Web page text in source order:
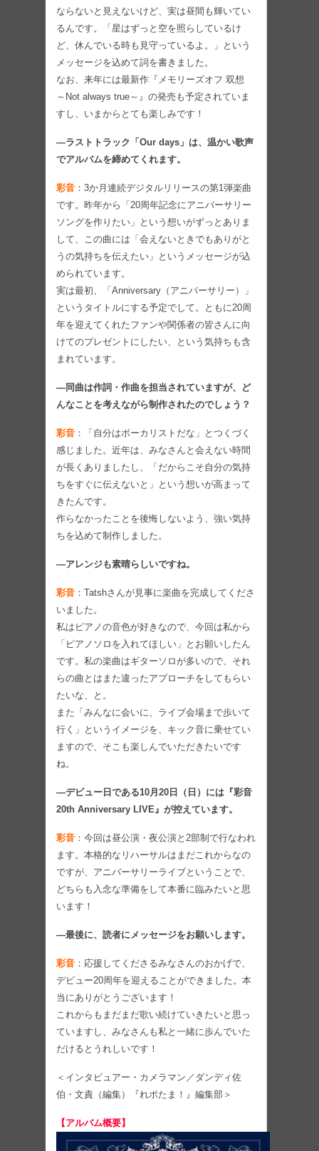
ならないと見えないけど、実は昼間も輝いてい
るんです。「星はずっと空を照らしているけ
ど、休んでいる時も見守っているよ。」という
メッセージを込めて詞を書きました。
なお、来年には最新作『メモリーズオフ 双想
～Not always true～』の発売も予定されていま
すし、いまからとても楽しみです！
―ラストトラック「Our days」は、温かい歌声
でアルバムを締めてくれます。
彩音 ：3か月連続デジタルリリースの第1弾楽曲
です。昨年から「20周年記念にアニバーサリー
ソングを作りたい」という想いがずっとありま
して、この曲には「会えないときでもありがと
うの気持ちを伝えたい」というメッセージが込
められています。
実は最初、「Anniversary（アニバーサリー）」
というタイトルにする予定でして。ともに20周
年を迎えてくれたファンや関係者の皆さんに向
けてのプレゼントにしたい、という気持ちも含
まれています。
―同曲は作詞・作曲を担当されていますが、ど
んなことを考えながら制作されたのでしょう？
彩音 ：「自分はボーカリストだな」とつくづく
感じました。近年は、みなさんと会えない時間
が長くありましたし、「だからこそ自分の気持
ちをすぐに伝えないと」という想いが高まって
きたんです。
作らなかったことを後悔しないよう、強い気持
ちを込めて制作しました。
―アレンジも素晴らしいですね。
彩音 ：Tatshさんが見事に楽曲を完成してくださ
いました。
私はピアノの音色が好きなので、今回は私から
「ピアノソロを入れてほしい」とお願いしたん
です。私の楽曲はギターソロが多いので、それ
らの曲とはまた違ったアプローチをしてもらい
たいな、と。
また「みんなに会いに、ライブ会場まで歩いて
行く」というイメージを、キック音に乗せてい
ますので、そこも楽しんでいただきたいです
ね。
―デビュー日である10月20日（日）には『彩音
20th Anniversary LIVE』が控えています。
彩音 ：今回は昼公演・夜公演と2部制で行なわれ
ます。本格的なリハーサルはまだこれからなの
ですが、アニバーサリーライブということで、
どちらも入念な準備をして本番に臨みたいと思
います！
―最後に、読者にメッセージをお願いします。
彩音 ：応援してくださるみなさんのおかげで、
デビュー20周年を迎えることができました。本
当にありがとうございます！
これからもまだまだ歌い続けていきたいと思っ
ていますし、みなさんも私と一緒に歩んでいた
だけるとうれしいです！
＜インタビュアー・カメラマン／ダンディ佐
伯・文責（編集）『れポたま！』編集部＞
【アルバム概要】